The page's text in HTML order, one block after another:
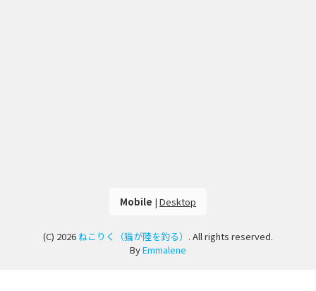
Mobile | Desktop
(C) 2026ねこりく（猫が陸を釣る） . All rights reserved.
ByEmmalene